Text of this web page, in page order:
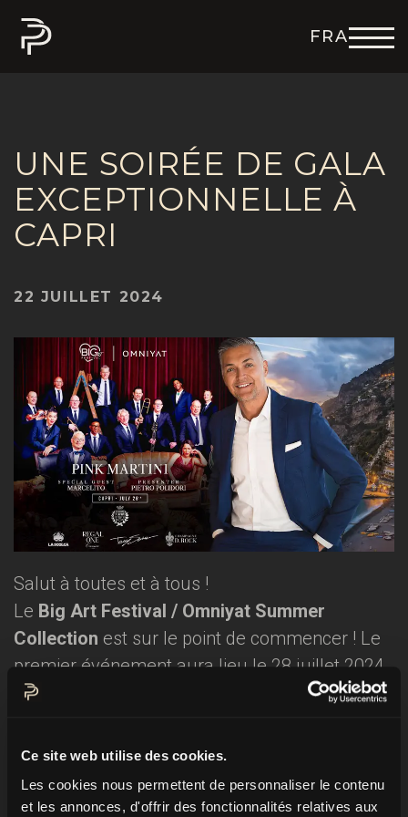
Ce site web utilise des cookies.
Les cookies nous permettent de personnaliser le contenu
et les annonces, d'offrir des fonctionnalités relatives aux
UNE SOIRÉE DE GALA
EXCEPTIONNELLE À
CAPRI
22 JUILLET 2024
Salut à toutes et à tous !
Le Big Art Festival / Omniyat Summer
Collection est sur le point de commencer ! Le
premier événement aura lieu le 28 juillet 2024
au magnifique Grand Hôtel Quisisana sur la
Ce sera une soirée fantastique avec
l'incroyable « Pink Martini » et le formidable
FRA